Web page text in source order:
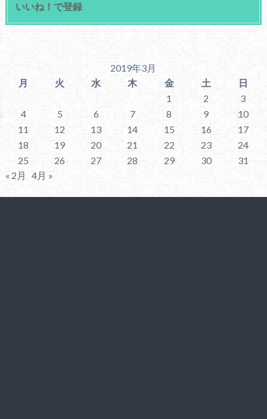
いいね！で登録
2019年3月
月
火 水 木 金 土
日
1
2
3
4
5 6 7 8 9
10
11
12 13 14 15 16
17
18
19 20 21 22 23
24
25
26 27 28 29 30
31
« 2月
4月 »